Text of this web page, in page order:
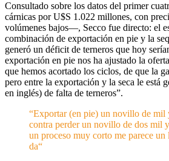
Consultado sobre los datos del primer
cárnicas por U$S 1.022 millones, con
volúmenes bajos—, Secco fue directo: el
combinación de exportación en pie y la
generó un déficit de terneros que hoy
exportación en pie nos ha ajustado la
que hemos acortado los ciclos, de que la
pero entre la exportación y la seca le está
en inglés) de falta de terneros”.
“Exportar (en pie) un novillo de mil
contra perder un novillo de dos mil
un proceso muy corto me parece un
da“